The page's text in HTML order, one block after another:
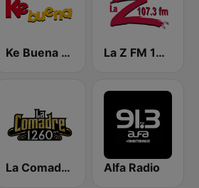
Ke Buena 92.9 FM La Z FM 107.3
La Comadre 1260 AM Alfa Radio